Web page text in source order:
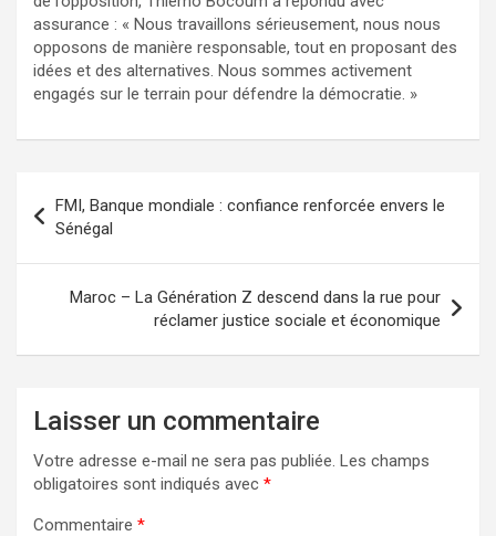
assurance : « Nous travaillons sérieusement, nous nous
opposons de manière responsable, tout en proposant des
idées et des alternatives. Nous sommes activement
engagés sur le terrain pour défendre la démocratie. »
FMI, Banque mondiale : confiance renforcée envers le
Sénégal
Maroc – La Génération Z descend dans la rue pour
réclamer justice sociale et économique
Laisser un commentaire
Votre adresse e-mail ne sera pas publiée. Les champs
obligatoires sont indiqués avec *
Commentaire *